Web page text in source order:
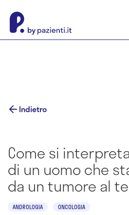
Indietro
Come si
di un uomo che
da un tumore al
ANDROLOGIA ONCOLOGIA